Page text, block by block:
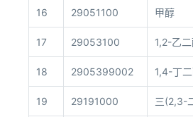
16 29051100 甲醇
17 29053100 1,2-乙
18 2905399002 1,4-丁
19 29191000 三(2,3-